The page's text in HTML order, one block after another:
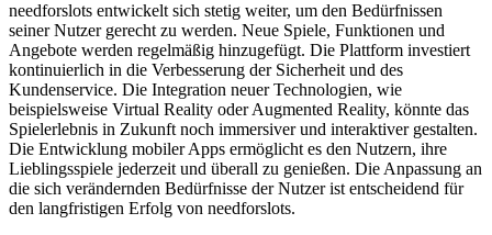
needforslots entwickelt sich stetig weiter, um den Bedürfnissen
seiner Nutzer gerecht zu werden. Neue Spiele, Funktionen und
Angebote werden regelmäßig hinzugefügt. Die Plattform investiert
kontinuierlich in die Verbesserung der Sicherheit und des
Kundenservice. Die Integration neuer Technologien, wie
beispielsweise Virtual Reality oder Augmented Reality, könnte das
Spielerlebnis in Zukunft noch immersiver und interaktiver gestalten.
Die Entwicklung mobiler Apps ermöglicht es den Nutzern, ihre
Lieblingsspiele jederzeit und überall zu genießen. Die Anpassung an
die sich verändernden Bedürfnisse der Nutzer ist entscheidend für
den langfristigen Erfolg von needforslots.